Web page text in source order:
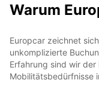
Warum
Europcar zeichnet
unkomplizierte
Erfahrung sind wir
Mobilitätsbedürfnisse